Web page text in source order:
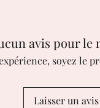
avis pour le
soyez le
Laisser un avis